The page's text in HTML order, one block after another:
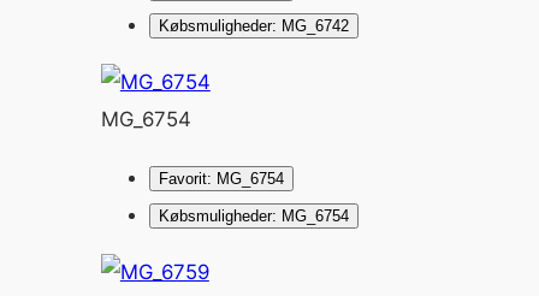
Købsmuligheder: MG_6742
MG_6754
Favorit: MG_6754
Købsmuligheder: MG_6754